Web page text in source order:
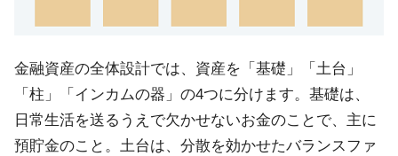
金融資産の全体設計では、資産を「基礎」「土台」
「柱」「インカムの器」の4つに分けます。基礎は、
日常生活を送るうえで欠かせないお金のことで、主に
預貯金のこと。土台は、分散を効かせたバランスファ